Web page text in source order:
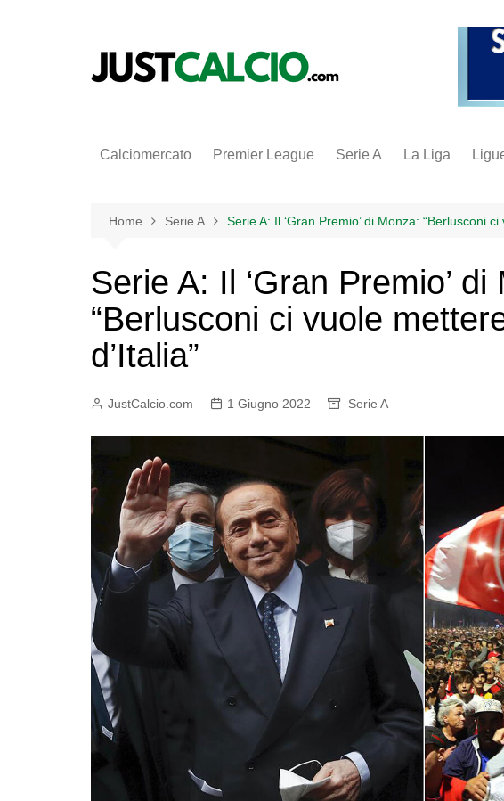
Calciomercato Premier League Serie A La Liga
Home Serie A Serie A: Il ‘Gran Premio’ di Monza: “Berlusconi
Serie A: Il ‘Gran Premio’ di
“Berlusconi ci vuole
d’Italia”
JustCalcio.com 1 Giugno 2022 Serie A